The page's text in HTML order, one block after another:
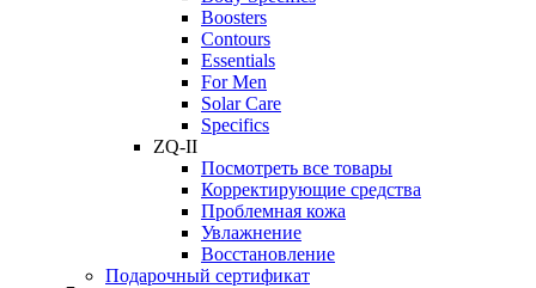
Boosters
Contours
Essentials
For Men
Solar Care
Specifics
ZQ-II
Посмотреть все товары
Корректирующие средства
Проблемная кожа
Увлажнение
Восстановление
Подарочный сертификат